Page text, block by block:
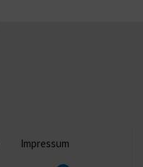
Impressum